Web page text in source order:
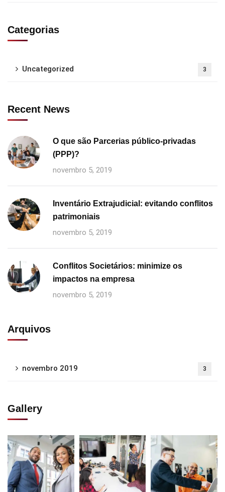
Categorias
Uncategorized 3
Recent News
O que são Parcerias público-privadas
(PPP)?
novembro 5, 2019
Inventário Extrajudicial: evitando conflitos
patrimoniais
novembro 5, 2019
Conflitos Societários: minimize os
impactos na empresa
novembro 5, 2019
Arquivos
novembro 2019 3
Gallery